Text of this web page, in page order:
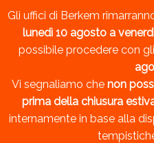
Gli uffici di Berkem
lunedì 10 agosto a
possibile procedere con
Vi segnaliamo che non
prima della chiusura
internamente in base alla